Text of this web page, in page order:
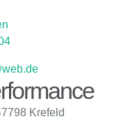
Krefeld